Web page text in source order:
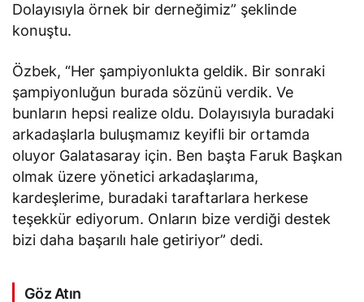
Dolayısıyla örnek bir derneğimiz” şeklinde
konuştu.
Özbek, “Her şampiyonlukta geldik. Bir sonraki
şampiyonluğun burada sözünü verdik. Ve
bunların hepsi realize oldu. Dolayısıyla buradaki
arkadaşlarla buluşmamız keyifli bir ortamda
oluyor Galatasaray için. Ben başta Faruk Başkan
olmak üzere yönetici arkadaşlarıma,
kardeşlerime, buradaki taraftarlara herkese
teşekkür ediyorum. Onların bize verdiği destek
bizi daha başarılı hale getiriyor” dedi.
Göz Atın